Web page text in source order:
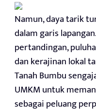
Namun, daya tarik
dalam garis
pertandingan,
dan kerajinan lokal
Tanah Bumbu
UMKM untuk
sebagai peluang